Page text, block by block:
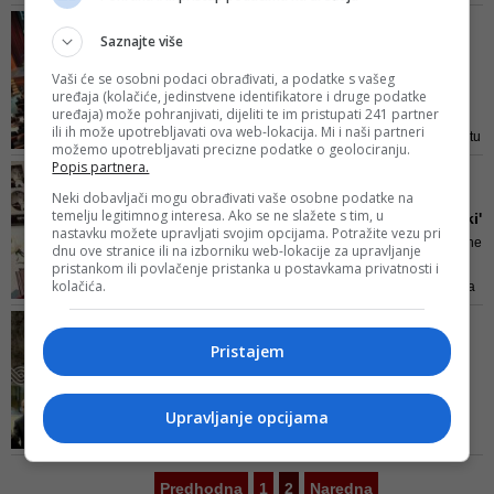
kako srpski
strpljivo i uvjerljivo v...
HNS smatra kako je teza o
udruženom zločinačkom pothvatu
ideološki i politički konstrukt koji
međunarodnom pravu
I Hana Hadžiavdagić ima
šta reći o presudi 'šestorki'
Hana Hadžiavdagić-Tabaković ne
libi se javno napisati svoje
mišljenje, čak i kad je svjesna da
će njen zid na Facebooku
nacionalisti svih strana zasuti
odvratnim komentarima
Organiziranje molitve za
Prlića i ...
Haški Tribunal 29. novembra
donijet će drugostepenu presudu
u predmetu protiv bivšeg
Predhodna 1 2 Naredna
Saznajte više
Vaši će se osobni podaci obrađivati, a podatke s vašeg
uređaja (kolačiće, jedinstvene identifikatore i druge podatke
uređaja) može pohranjivati, dijeliti te im pristupati 241 partner
ili ih može upotrebljavati ova web-lokacija. Mi i naši partneri
možemo upotrebljavati precizne podatke o geolociranju.
Popis partnera.
Neki dobavljači mogu obrađivati vaše osobne podatke na
temelju legitimnog interesa. Ako se ne slažete s tim, u
nastavku možete upravljati svojim opcijama. Potražite vezu pri
dnu ove stranice ili na izborniku web-lokacije za upravljanje
pristankom ili povlačenje pristanka u postavkama privatnosti i
kolačića.
Pristajem
Upravljanje opcijama